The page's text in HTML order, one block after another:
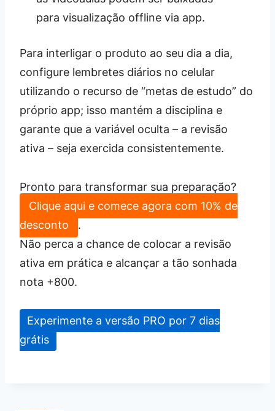
para visualização offline via app.
Para interligar o produto ao seu dia a dia,
configure lembretes diários no celular
utilizando o recurso de “metas de estudo” do
próprio app; isso mantém a disciplina e
garante que a variável oculta – a revisão
ativa – seja exercida consistentemente.
Pronto para transformar sua preparação?
Clique aqui e comece agora com 10% de
desconto
.
Não perca a chance de colocar a revisão
ativa em prática e alcançar a tão sonhada
nota +800.
Experimente a versão PRO por 7 dias
grátis